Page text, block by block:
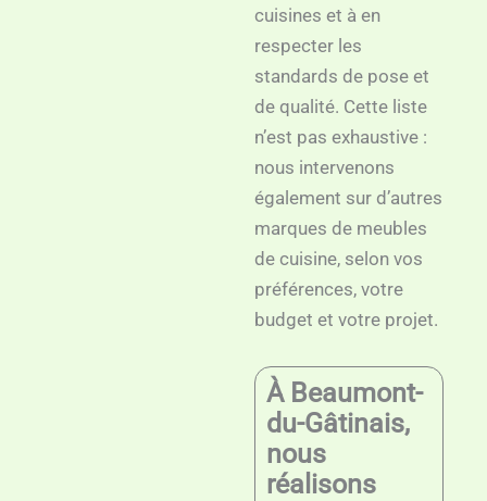
cuisines et à en
respecter les
standards de pose et
de qualité. Cette liste
n’est pas exhaustive :
nous intervenons
également sur d’autres
marques de meubles
de cuisine, selon vos
préférences, votre
budget et votre projet.
À Beaumont-
du-Gâtinais,
nous
réalisons